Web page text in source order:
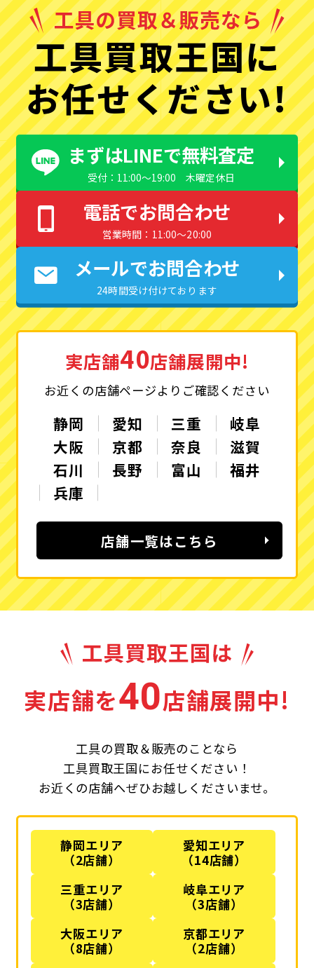
工具買取王国に
お任せください!
まずはLINEで無料査定
受付：11:00〜19:00 木曜定休日
電話でお問合わせ
営業時間：11:00〜20:00
メールでお問合わせ
24時間受け付けております
実店舗40店舗展開中!
お近くの店舗ページよりご確認ください
静岡 愛知 三重
岐阜
大阪
京都 奈良
滋賀
石川
長野 富山
福井
兵庫
店舗一覧はこちら
実店舗を40店舗展開中!
工具の買取＆販売のことなら
工具買取王国にお任せください！
お近くの店舗へぜひお越しくださいませ。
静岡エリア
（2店舗）
愛知エリア
（14店舗）
三重エリア
（3店舗）
岐阜エリア
（3店舗）
大阪エリア
（8店舗）
京都エリア
（2店舗）